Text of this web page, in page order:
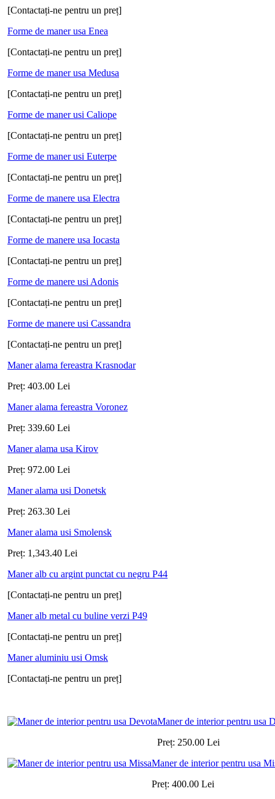
[Contactați-ne pentru un preț]
Forme de maner usa Enea
[Contactați-ne pentru un preț]
Forme de maner usa Medusa
[Contactați-ne pentru un preț]
Forme de maner usi Caliope
[Contactați-ne pentru un preț]
Forme de maner usi Euterpe
[Contactați-ne pentru un preț]
Forme de manere usa Electra
[Contactați-ne pentru un preț]
Forme de manere usa Iocasta
[Contactați-ne pentru un preț]
Forme de manere usi Adonis
[Contactați-ne pentru un preț]
Forme de manere usi Cassandra
[Contactați-ne pentru un preț]
Maner alama fereastra Krasnodar
Preț: 403.00 Lei
Maner alama fereastra Voronez
Preț: 339.60 Lei
Maner alama usa Kirov
Preț: 972.00 Lei
Maner alama usi Donetsk
Preț: 263.30 Lei
Maner alama usi Smolensk
Preț: 1,343.40 Lei
Maner alb cu argint punctat cu negru P44
[Contactați-ne pentru un preț]
Maner alb metal cu buline verzi P49
[Contactați-ne pentru un preț]
Maner aluminiu usi Omsk
[Contactați-ne pentru un preț]
Maner de interior pentru usa
Preț: 250.00 Lei
Maner de interior pentru usa
Preț: 400.00 Lei